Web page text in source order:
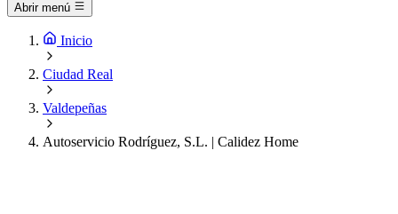
Abrir menú
Inicio
Ciudad Real
Valdepeñas
Autoservicio Rodríguez, S.L. | Calidez Home